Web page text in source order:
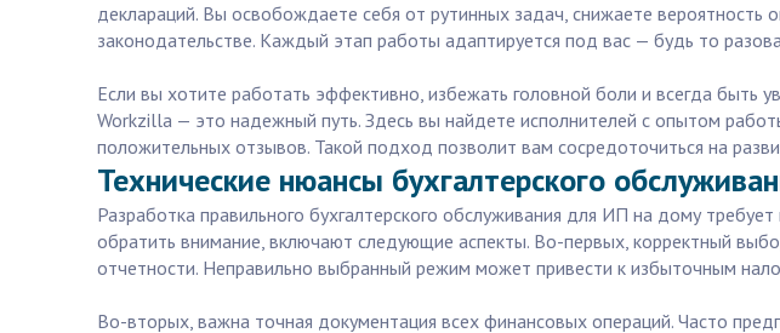
деклараций. Вы освобождаете себя от рутинных задач, снижаете
законодательстве. Каждый этап работы адаптируется под вас — будь то
Если вы хотите работать эффективно, избежать головной боли и всегда быть
Workzilla — это надежный путь. Здесь вы найдете исполнителей с опытом
положительных отзывов. Такой подход позволит вам сосредоточиться на
Технические нюансы бухгалтерского
Разработка правильного бухгалтерского обслуживания для ИП на дому
обратить внимание, включают следующие аспекты. Во-первых, корректный
отчетности. Неправильно выбранный режим может привести к избыточным
Во-вторых, важна точная документация всех финансовых операций. Часто